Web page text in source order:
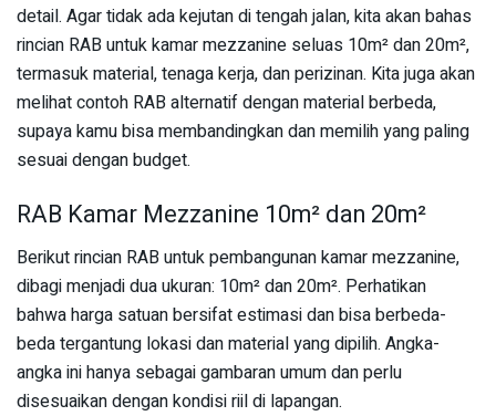
detail. Agar tidak ada kejutan di tengah jalan, kita akan bahas
rincian RAB untuk kamar mezzanine seluas 10m² dan 20m²,
termasuk material, tenaga kerja, dan perizinan. Kita juga akan
melihat contoh RAB alternatif dengan material berbeda,
supaya kamu bisa membandingkan dan memilih yang paling
sesuai dengan budget.
RAB Kamar Mezzanine 10m² dan 20m²
Berikut rincian RAB untuk pembangunan kamar mezzanine,
dibagi menjadi dua ukuran: 10m² dan 20m². Perhatikan
bahwa harga satuan bersifat estimasi dan bisa berbeda-
beda tergantung lokasi dan material yang dipilih. Angka-
angka ini hanya sebagai gambaran umum dan perlu
disesuaikan dengan kondisi riil di lapangan.